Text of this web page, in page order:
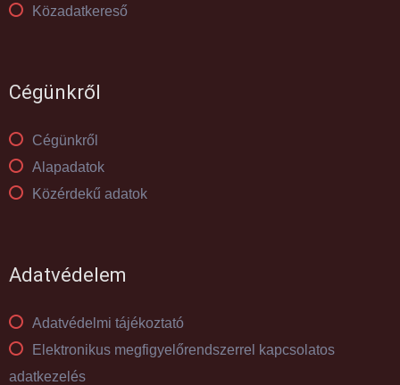
Közadatkereső
Cégünkről
Cégünkről
Alapadatok
Közérdekű adatok
Adatvédelem
Adatvédelmi tájékoztató
Elektronikus megfigyelőrendszerrel kapcsolatos
adatkezelés